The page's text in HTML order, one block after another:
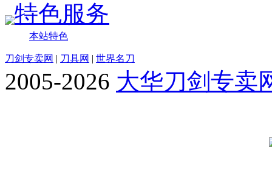
特色服务
本站特色
刀剑专卖网 | 刀具网 | 世界名刀
2005-2026 大华刀剑专卖